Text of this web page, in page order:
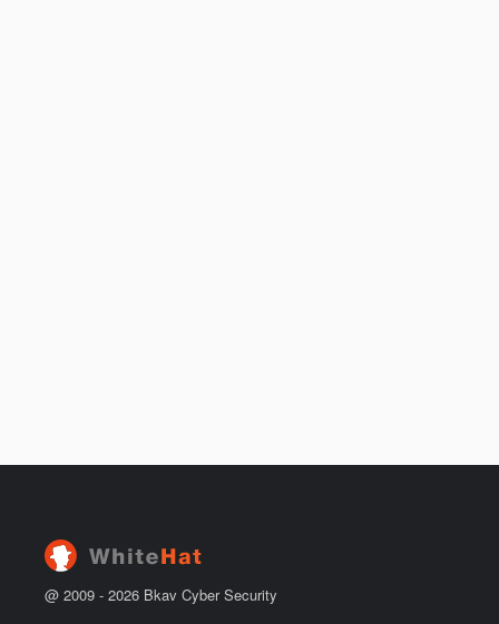
@ 2009 - 2026 Bkav Cyber Security